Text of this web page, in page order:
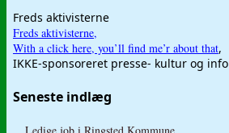
Freds aktivisterne
Freds aktivisterne,
With a click here, you’ll find me’r about that,
IKKE-sponsoreret presse- kultur og info
Seneste indlæg